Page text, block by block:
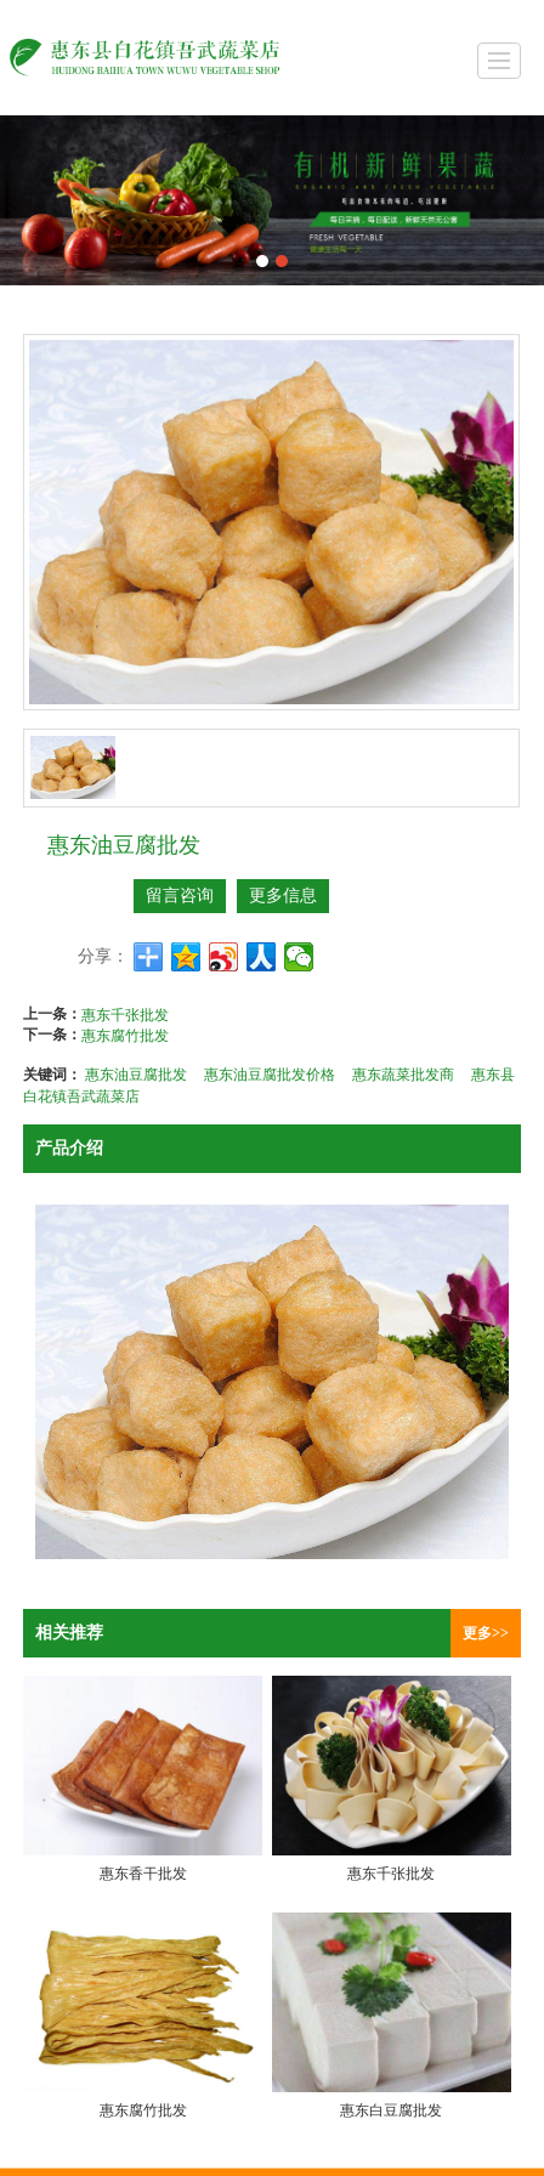
关于我们 产品展示 每日报价表
惠东油豆腐批发
留言咨询 更多信息
分享：
上一条：惠东千张批发
下一条：惠东腐竹批发
关键词：惠东油豆腐批发 惠东油豆腐批发价格 惠东蔬菜批发商
惠东县
白花镇吾武蔬菜店
产品介绍
相关推荐 更多>>
惠东香干批发 惠东千张批发
惠东腐竹批发 惠东白豆腐批发